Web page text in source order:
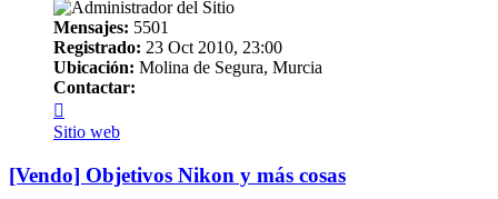
Mensajes: 5501
Registrado: 23 Oct 2010, 23:00
Ubicación: Molina de Segura, Murcia
Contactar:
Mora
Sitio web
[Vendo] Objetivos Nikon y más cosas